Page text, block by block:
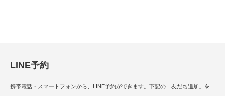
LINE予約
携帯電話・スマートフォンから、LINE予約ができます。下記の「友だち追加」を